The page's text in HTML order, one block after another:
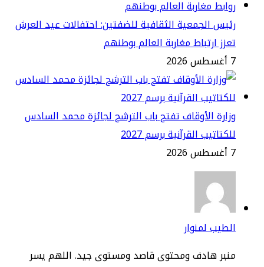
الجمعية الثقافية للضفتين: احتفالات عيد العرش
ارتباط مغاربة العالم بوطنهم
الأوقاف تفتح باب الترشح لجائزة محمد السادس
القرآنية برسم 2027
لمنوار
هادف ومحتوى قاصد ومستوى جيد. اللهم يسر